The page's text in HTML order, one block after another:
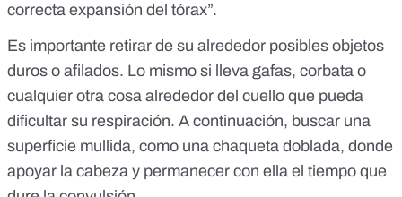
correcta expansión del tórax”.
Es importante retirar de su alrededor posibles objetos
duros o afilados. Lo mismo si lleva gafas, corbata o
cualquier otra cosa alrededor del cuello que pueda
dificultar su respiración. A continuación, buscar una
superficie mullida, como una chaqueta doblada, donde
apoyar la cabeza y permanecer con ella el tiempo que